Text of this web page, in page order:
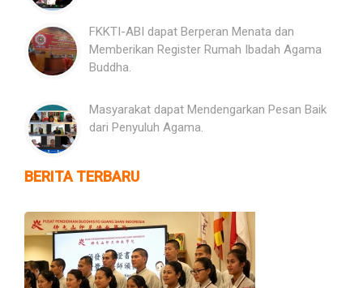
FKKTI-ABI dapat Berperan Menata dan
Memberikan Register Rumah Ibadah Agama
Buddha.
Masyarakat dapat Mendengarkan Pesan Baik
dari Penyuluh Agama.
BERITA TERBARU